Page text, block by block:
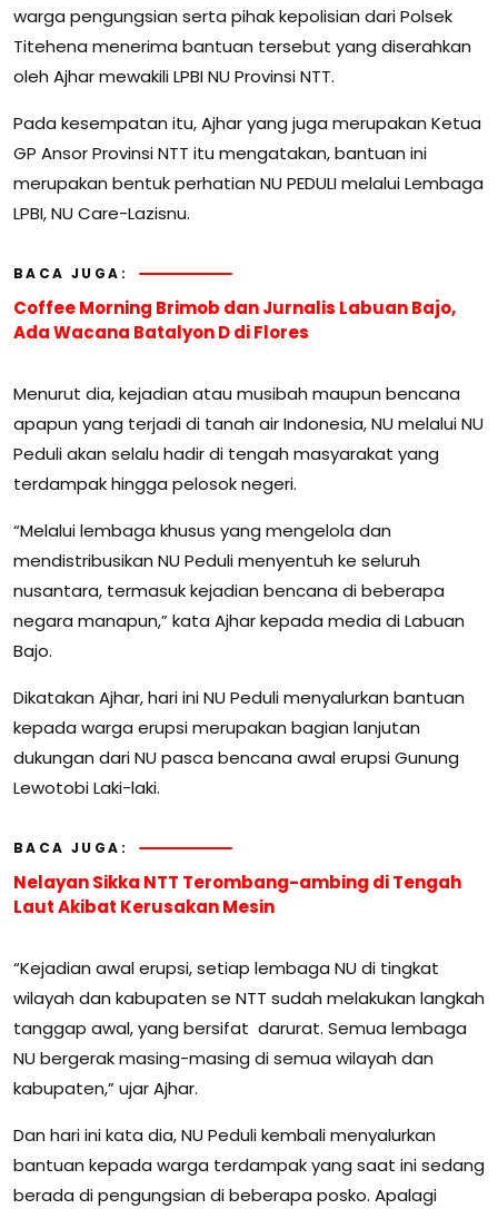
warga pengungsian serta pihak kepolisian dari Polsek
Titehena menerima bantuan tersebut yang diserahkan
oleh Ajhar mewakili LPBI NU Provinsi NTT.
Pada kesempatan itu, Ajhar yang juga merupakan Ketua
GP Ansor Provinsi NTT itu mengatakan, bantuan ini
merupakan bentuk perhatian NU PEDULI melalui Lembaga
LPBI, NU Care-Lazisnu.
BACA JUGA:
Coffee Morning Brimob dan Jurnalis Labuan Bajo,
Ada Wacana Batalyon D di Flores
Menurut dia, kejadian atau musibah maupun bencana
apapun yang terjadi di tanah air Indonesia, NU melalui NU
Peduli akan selalu hadir di tengah masyarakat yang
terdampak hingga pelosok negeri.
“Melalui lembaga khusus yang mengelola dan
mendistribusikan NU Peduli menyentuh ke seluruh
nusantara, termasuk kejadian bencana di beberapa
negara manapun,” kata Ajhar kepada media di Labuan
Bajo.
Dikatakan Ajhar, hari ini NU Peduli menyalurkan bantuan
kepada warga erupsi merupakan bagian lanjutan
dukungan dari NU pasca bencana awal erupsi Gunung
Lewotobi Laki-laki.
BACA JUGA:
Nelayan Sikka NTT Terombang-ambing di Tengah
Laut Akibat Kerusakan Mesin
“Kejadian awal erupsi, setiap lembaga NU di tingkat
wilayah dan kabupaten se NTT sudah melakukan langkah
tanggap awal, yang bersifat darurat. Semua lembaga
NU bergerak masing-masing di semua wilayah dan
kabupaten,” ujar Ajhar.
Dan hari ini kata dia, NU Peduli kembali menyalurkan
bantuan kepada warga terdampak yang saat ini sedang
berada di pengungsian di beberapa posko. Apalagi